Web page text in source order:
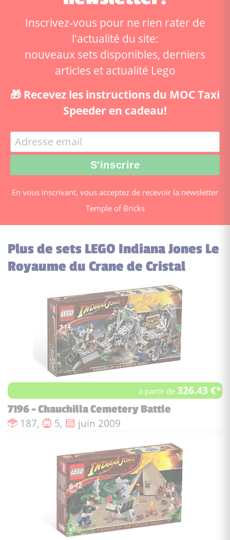
Inscrivez-vous pour ne rien rater de
l'actualité du site:
nouveaux sets disponibles, derniers
articles et actualité Lego
🎁 Recevez les instructions du MOC Taxi
Speeder en cadeau!
En vous inscrivant, vous acceptez de recevoir la newsletter
Temple of Bricks
Plus de sets LEGO Indiana Jones Le
Royaume du Crane de Cristal
à partir de326.43 €*
7196 - Chauchilla Cemetery Battle
Nombre de pièces :
187, Nombre de figurines :
5, Date de sortie :
juin 2009